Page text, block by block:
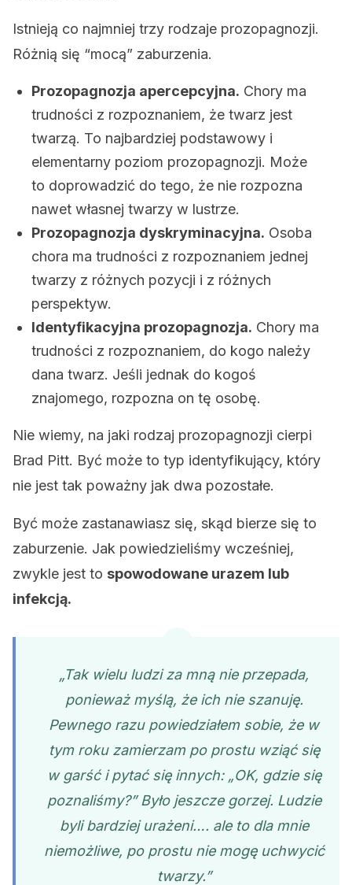
Istnieją co najmniej trzy rodzaje prozopagnozji.
Różnią się “mocą” zaburzenia.
Prozopagnozja apercepcyjna. Chory ma
trudności z rozpoznaniem, że twarz jest
twarzą. To najbardziej podstawowy i
elementarny poziom prozopagnozji. Może
to doprowadzić do tego, że nie rozpozna
nawet własnej twarzy w lustrze.
Prozopagnozja dyskryminacyjna. Osoba
chora ma trudności z rozpoznaniem jednej
twarzy z różnych pozycji i z różnych
perspektyw.
Identyfikacyjna prozopagnozja. Chory ma
trudności z rozpoznaniem, do kogo należy
dana twarz. Jeśli jednak do kogoś
znajomego, rozpozna on tę osobę.
Nie wiemy, na jaki rodzaj prozopagnozji cierpi
Brad Pitt. Być może to typ identyfikujący, który
nie jest tak poważny jak dwa pozostałe.
Być może zastanawiasz się, skąd bierze się to
zaburzenie. Jak powiedzieliśmy wcześniej,
zwykle jest to spowodowane urazem lub
infekcją.
„Tak wielu ludzi za mną nie przepada,
ponieważ myślą, że ich nie szanuję.
Pewnego razu powiedziałem sobie, że w
tym roku zamierzam po prostu wziąć się
w garść i pytać się innych: „OK, gdzie się
poznaliśmy?” Było jeszcze gorzej. Ludzie
byli bardziej urażeni…. ale to dla mnie
niemożliwe, po prostu nie mogę uchwycić
twarzy.”